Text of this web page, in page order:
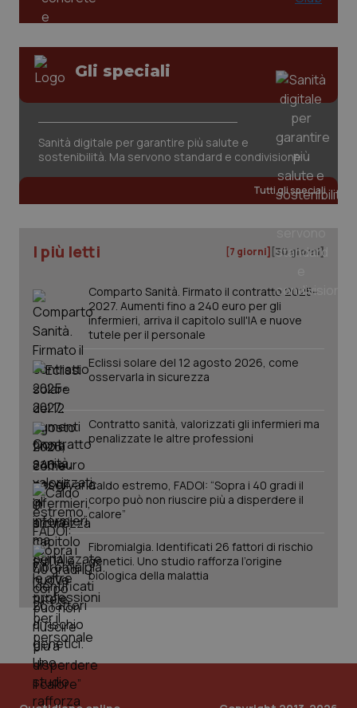
Gli speciali
Sanità digitale per garantire più salute e
sostenibilità. Ma servono standard e condivisione
Tutti gli speciali
I più letti [7 giorni] [30 giorni]
Comparto Sanità. Firmato il contratto 2025-
2027. Aumenti fino a 240 euro per gli
infermieri, arriva il capitolo sull'IA e nuove
tutele per il personale
Eclissi solare del 12 agosto 2026, come
osservarla in sicurezza
Contratto sanità, valorizzati gli infermieri ma
penalizzate le altre professioni
Caldo estremo, FADOI: “Sopra i 40 gradi il
corpo può non riuscire più a disperdere il
calore”
Fibromialgia. Identificati 26 fattori di rischio
genetici. Uno studio rafforza l’origine
biologica della malattia
PHPSESSID
PHP.net
mese